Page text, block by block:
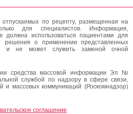
по рецепту, размещенная на
для специалистов. Информация,
использоваться пациентами для
решения о применении представленных
и не может служить заменой очной
средства массовой информации Эл №
службой по надзору в сфере связи,
и массовых коммуникаций (Роскомнадзор)
соглашение